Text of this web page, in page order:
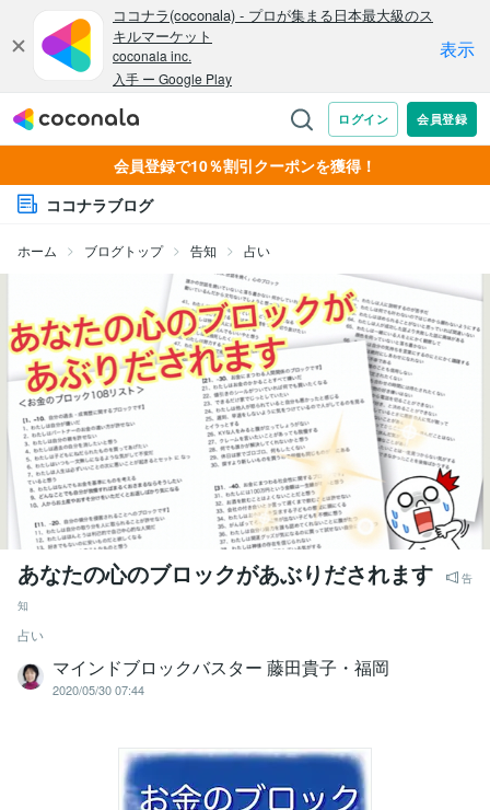
会員登録で10％割引クーポンを獲得！
ココナラブログ
ホーム ブログトップ 告知 占い
あなたの心のブロックがあぶりだされます
告
知
占い
マインドブロックバスター 藤田貴子・福岡
2020/05/30 07:44